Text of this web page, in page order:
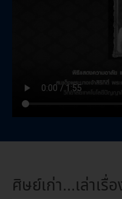
ศิษย์เก่า...เล่าเรื่อ